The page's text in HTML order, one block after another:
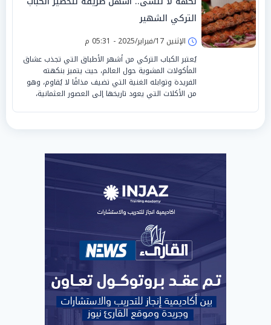
التركي الشهير
الإثنين 17/فبراير/2025 - 05:31 م
يُعتبر الكباب التركي من أشهر الأطباق التي تجذب عشاق
المأكولات المشوية حول العالم، حيث يتميز بنكهته
الفريدة وتوابله الغنية التي تضيف مذاقًا لا يُقاوم، وهو
من الأكلات التي يعود تاريخها إلى العصور العثمانية،